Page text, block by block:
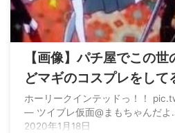
【画像】パチ屋でこの
どマギのコスプレをして
ホーリークインテッドっ！！
— ツイブレ仮面@まもちゃんだ
2020年1月18日